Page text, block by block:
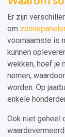
Er zijn
om
voornaamste is
kunnen
wekken, hoef je
nemen,
worden. Op
enkele
Ook niet geheel